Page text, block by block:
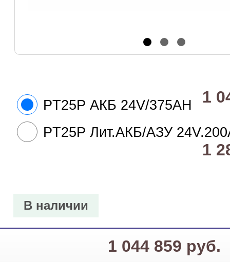
PT25P АКБ 24V/375AH 1
PT25P Лит.АКБ/АЗУ
1
В наличии
1 044 859 руб.